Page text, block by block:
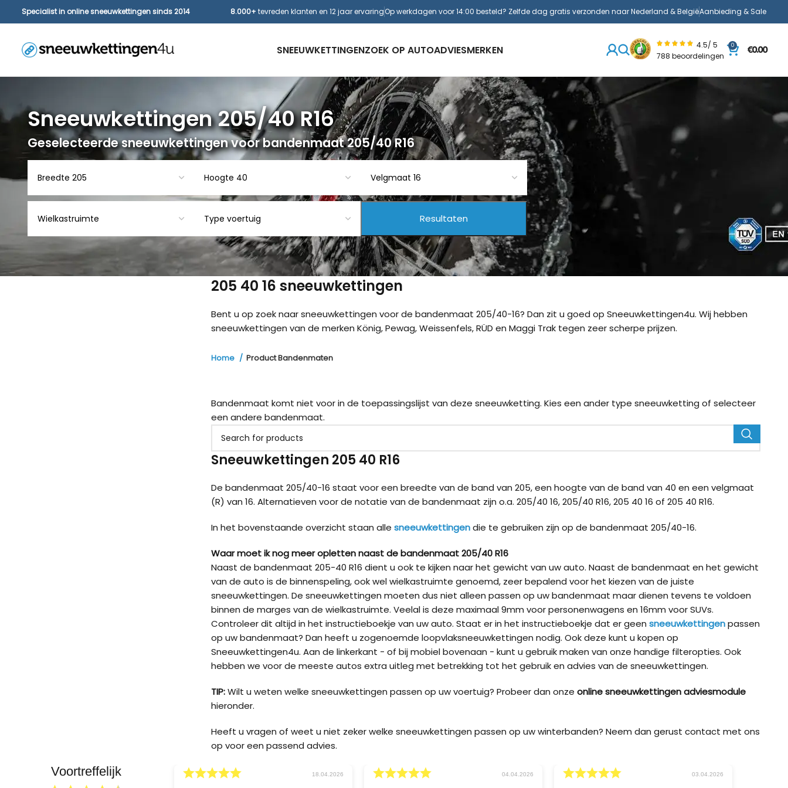
Specialist in online sneeuwkettingen sinds 2014 8.000+ tevreden klanten en 12 jaar ervaringOp werkdagen voor 14:00 besteld? Zelfde dag gratis verzonden naar Nederland & BelgiëAanbieding & Sale
SNEEUWKETTINGENZOEK OP AUTOADVIESMERKEN
König Easy-Fit CU-9 König Easy-Fit voor SUV’s
König XB-16 (16mm) voor
4×4 en SUV
König XD-16 Pro König XD-
König XG-12 Pro 252 voor
Tesla Model Y
4.5/ 5
788 beoordelingen
0
€0.00
Sneeuwkettingen 205/40 R16
Geselecteerde sneeuwkettingen voor bandenmaat 205/40 R16
205 40 16 sneeuwkettingen
Bent u op zoek naar sneeuwkettingen voor de bandenmaat 205/40-16? Dan zit u goed op Sneeuwkettingen4u. Wij hebben
sneeuwkettingen van de merken König, Pewag, Weissenfels, RÜD en Maggi Trak tegen zeer scherpe prijzen.
Home Product Bandenmaten
Bandenmaat komt niet voor in de toepassingslijst van deze sneeuwketting. Kies een ander type sneeuwketting of selecteer
een andere bandenmaat.
Sneeuwkettingen 205 40 R16
De bandenmaat 205/40-16 staat voor een breedte van de band van 205, een hoogte van de band van 40 en een velgmaat
(R) van 16. Alternatieven voor de notatie van de bandenmaat zijn o.a. 205/40 16, 205/40 R16, 205 40 16 of 205 40 R16.
In het bovenstaande overzicht staan alle sneeuwkettingendie te gebruiken zijn op de bandenmaat 205/40-16.
Waar moet ik nog meer opletten naast de bandenmaat 205/40 R16
Naast de bandenmaat 205-40 R16 dient u ook te kijken naar het gewicht van uw auto. Naast de bandenmaat en het gewicht
van de auto is de binnenspeling, ook wel wielkastruimte genoemd, zeer bepalend voor het kiezen van de juiste
sneeuwkettingen. De sneeuwkettingen moeten dus niet alleen passen op uw bandenmaat maar dienen tevens te voldoen
binnen de marges van de wielkastruimte. Veelal is deze maximaal 9mm voor personenwagens en 16mm voor SUVs.
Controleer dit altijd in het instructieboekje van uw auto. Staat er in het instructieboekje dat er geen sneeuwkettingenpassen
op uw bandenmaat? Dan heeft u zogenoemde loopvlaksneeuwkettingen nodig. Ook deze kunt u kopen op
Sneeuwkettingen4u. Aan de linkerkant - of bij mobiel bovenaan - kunt u gebruik maken van onze handige filteropties. Ook
hebben we voor de meeste autos extra uitleg met betrekking tot het gebruik en advies van de sneeuwkettingen.
TIP:Wilt u weten welke sneeuwkettingen passen op uw voertuig? Probeer dan onze online sneeuwkettingen adviesmodule
hieronder.
Heeft u vragen of weet u niet zeker welke sneeuwkettingen passen op uw winterbanden? Neem dan gerust contact met ons
op voor een passend advies.
Voortreffelijk18.04.2026 04.04.2026 03.04.2026 30.03.2026